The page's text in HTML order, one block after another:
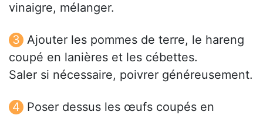
vinaigre, mélanger.
Ajouter les pommes de terre, le hareng
coupé en lanières et les cébettes.
Saler si nécessaire, poivrer généreusement.
Poser dessus les œufs coupés en